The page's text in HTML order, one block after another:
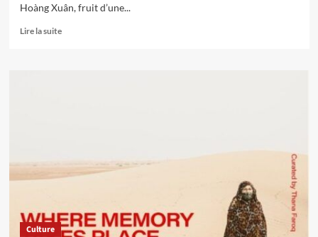
Hoàng Xuân, fruit d’une...
Lire la suite
Culture